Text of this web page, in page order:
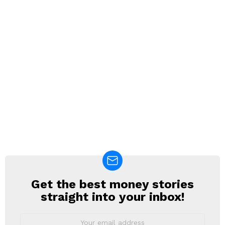
NEWSLETTER
Get the best money stories
straight into your inbox!